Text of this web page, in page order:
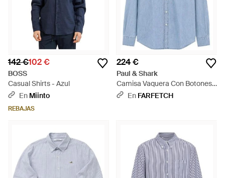
142 €102 €
BOSS
Casual Shirts - Azul
En Miinto
REBAJAS
224 €
Paul & Shark
Camisa Vaquera Con Botones -
AzulEn FARFETCH